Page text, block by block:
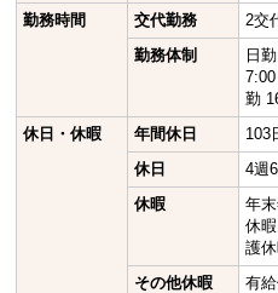
勤務時間
交代勤務
2交
勤務体制
日
勤
休日・休暇
年間休日
103
休日
4週
休暇
年
休
護
その他休暇
有